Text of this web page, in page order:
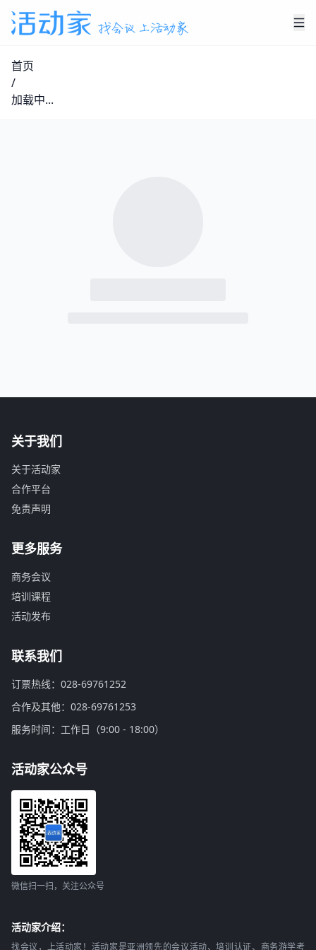
首页
/
加载中...
关于我们
关于活动家
合作平台
免责声明
更多服务
商务会议
培训课程
活动发布
联系我们
订票热线：028-69761252
合作及其他：028-69761253
服务时间：工作日（9:00 - 18:00）
活动家公众号
微信扫一扫，关注公众号
活动家介绍：
找会议，上活动家！活动家是亚洲领先的会议活动、培训认证、商务游学考